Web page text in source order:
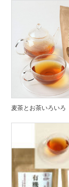
麦茶とお茶いろいろ